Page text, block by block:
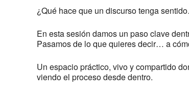
¿Qué hace que un discurso tenga
En esta sesión damos un paso clave
Pasamos de lo que quieres decir… a
Un espacio práctico, vivo y compartido
viendo el proceso desde dentro.